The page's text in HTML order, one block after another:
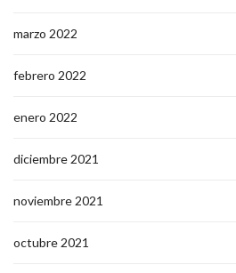
marzo 2022
febrero 2022
enero 2022
diciembre 2021
noviembre 2021
octubre 2021